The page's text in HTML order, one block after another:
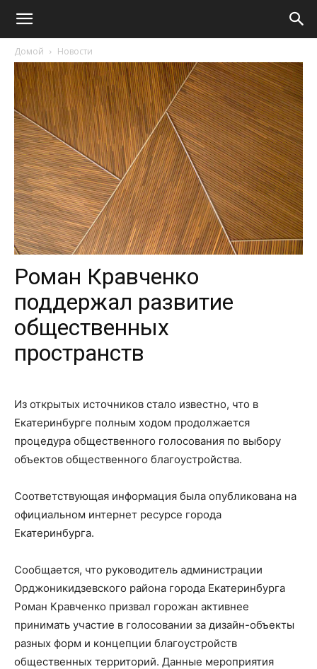
Домой Новости
Роман Кравченко
поддержал развитие
общественных
пространств
Из открытых источников стало известно, что в
Екатеринбурге полным ходом продолжается
процедура общественного голосования по выбору
объектов общественного благоустройства.
Соответствующая информация была опубликована на
официальном интернет ресурсе города
Екатеринбурга.
Сообщается, что руководитель администрации
Орджоникидзевского района города Екатеринбурга
Роман Кравченко призвал горожан активнее
принимать участие в голосовании за дизайн-объекты
разных форм и концепции благоустройств
общественных территорий. Данные мероприятия